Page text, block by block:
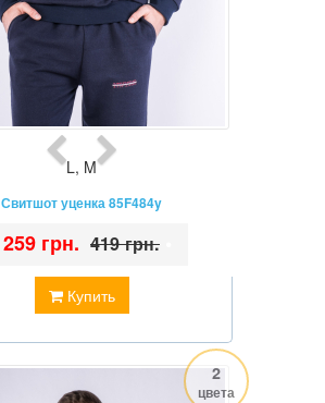
L, M
Свитшот уценка 85F484y
Купить
259 грн. 419 грн.
2
цвета